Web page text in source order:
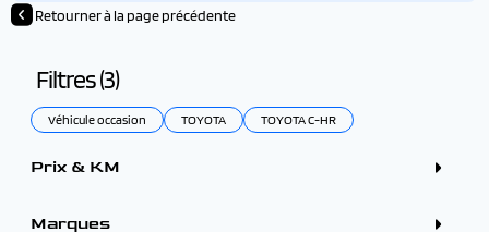
Retourner à la page précédente
Filtres (3)
Véhicule occasion TOYOTA TOYOTA C-HR
Prix & KM
Marques